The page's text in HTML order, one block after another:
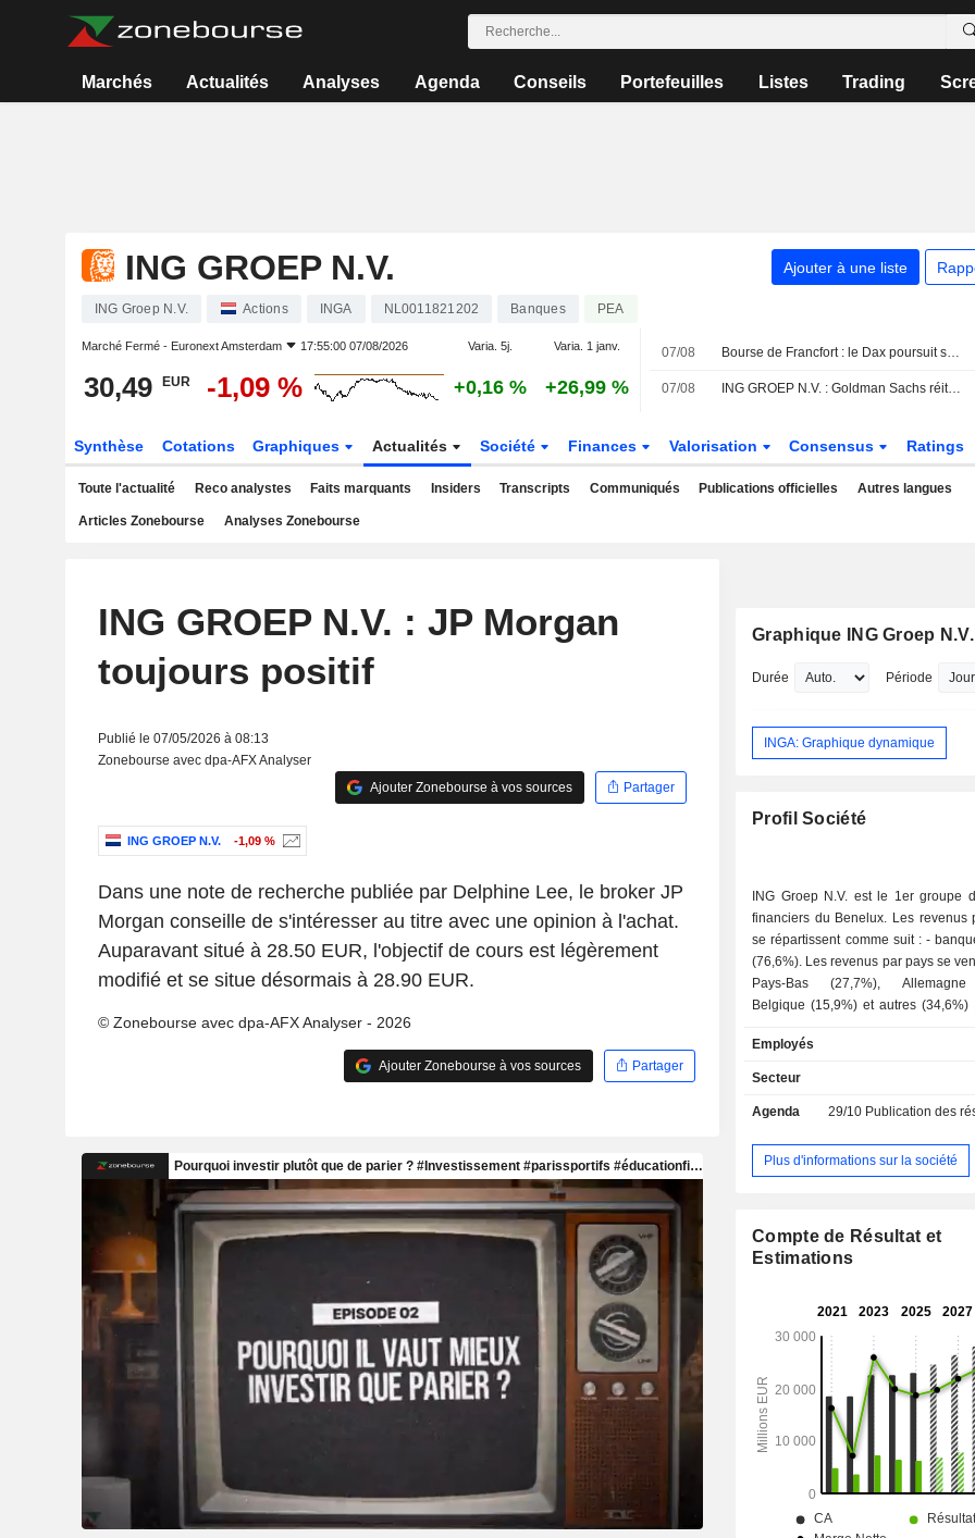
Marchés Actualités Analyses Agenda Conseils Portefeuilles Listes Trading
ING GROEP N.V. Ajouter à une liste
ING Groep N.V. Actions INGA NL0011821202 Banques PEA
Marché Fermé - Euronext Amsterdam 17:55:00 07/08/2026 Varia. 5j. Varia. 1 janv.
30,49 EUR -1,09 % +0,16 % +26,99 %
07/08 Bourse de Francfort : le Dax poursuit son rallye historique après le rapport sur l'emploi américain
07/08 ING GROEP N.V. : Goldman Sachs réitère son opinion positive sur le titre
Synthèse Cotations Graphiques Actualités Société Finances Valorisation Consensus Ratings
Toute l'actualité Reco analystes Faits marquants Insiders Transcripts Communiqués Publications officielles Autres langues
Articles Zonebourse Analyses Zonebourse
ING GROEP N.V. : JP Morgan
toujours positif
Publié le 07/05/2026 à 08:13
Zonebourse avec dpa-AFX Analyser
Ajouter Zonebourse à vos sources
Partager
ING GROEP N.V. -1,09 %
Dans une note de recherche publiée par Delphine Lee, le broker JP
Morgan conseille de s'intéresser au titre avec une opinion à l'achat.
Auparavant situé à 28.50 EUR, l'objectif de cours est légèrement
modifié et se situe désormais à 28.90 EUR.
© Zonebourse avec dpa-AFX Analyser - 2026
Ajouter Zonebourse à vos sources Partager
Graphique ING Groep N.V.
Durée Période
INGA: Graphique dynamique
Profil Société
ING Groep N.V. est le 1er groupe
financiers du Benelux. Les revenus
se répartissent comme suit : - banque de détail
(76,6%). Les revenus par pays se
Pays-Bas (27,7%),
Belgique (15,9%) et autres (34,6%) ; -
groupe gère 721,4 MdsEUR
dépôts et 721,7 MdsEUR d'encours
Employés
Secteur
Agenda 29/10 Publication des résultats
Plus d'informations sur la société
Compte de Résultat et
Estimations